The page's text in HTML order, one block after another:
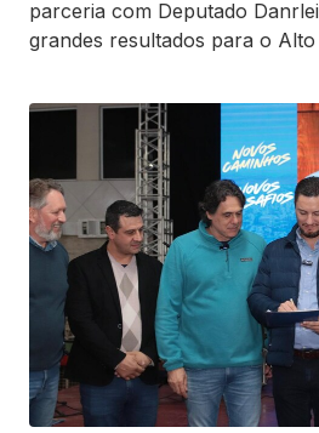
parceria com Deputado
grandes resultados para o